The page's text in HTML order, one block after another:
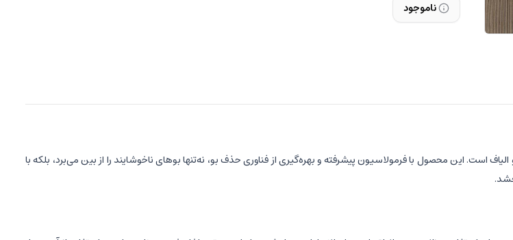
ناموجود
است. این محصول با فرمولاسیون پیشرفته و بهره‌گیری از فناوری حذف بو، نه‌تنها بوهای ناخوشایند را از بین می‌برد، بلکه با